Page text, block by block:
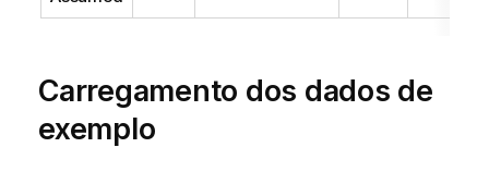
Carregamento dos dados de
exemplo